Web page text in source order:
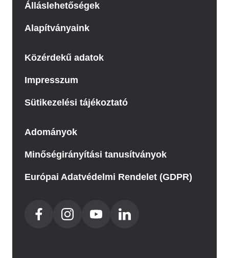
Álláslehetőségek
Alapítványaink
Közérdekű adatok
Impresszum
Sütikezelési tájékoztató
Adományok
Minőségirányítási tanusítványok
Európai Adatvédelmi Rendelet (GDPR)